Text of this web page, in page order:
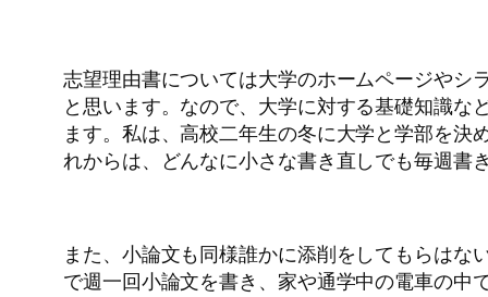
志望理由書については大学のホームページやシ
と思います。なので、大学に対する基礎知識
ます。私は、高校二年生の冬に大学と学部を
れからは、どんなに小さな書き直しでも毎週書
また、小論文も同様誰かに添削をしてもらは
で週一回小論文を書き、家や通学中の電車の中